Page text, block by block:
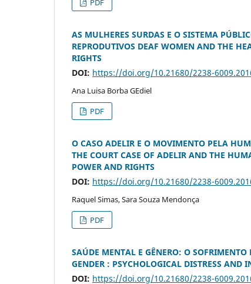
PDF
AS MULHERES SURDAS E O SISTEMA
REPRODUTIVOS DEAF WOMEN AND THE
RIGHTS
DOI: https://doi.org/10.21680/2238-
Ana Luisa Borba GEdiel
PDF
O CASO ADELIR E O MOVIMENTO PELA
THE COURT CASE OF ADELIR AND THE
POWER AND RIGHTS
DOI: https://doi.org/10.21680/2238-
Raquel Simas, Sara Souza Mendonça
PDF
SAÚDE MENTAL E GÊNERO: O
GENDER : PSYCHOLOGICAL DISTRESS AND
DOI: https://doi.org/10.21680/2238-